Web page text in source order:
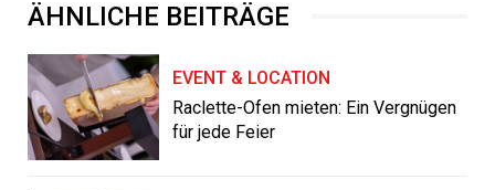
ÄHNLICHE BEITRÄGE
EVENT & LOCATION
Raclette-Ofen mieten: Ein Vergnügen
für jede Feier